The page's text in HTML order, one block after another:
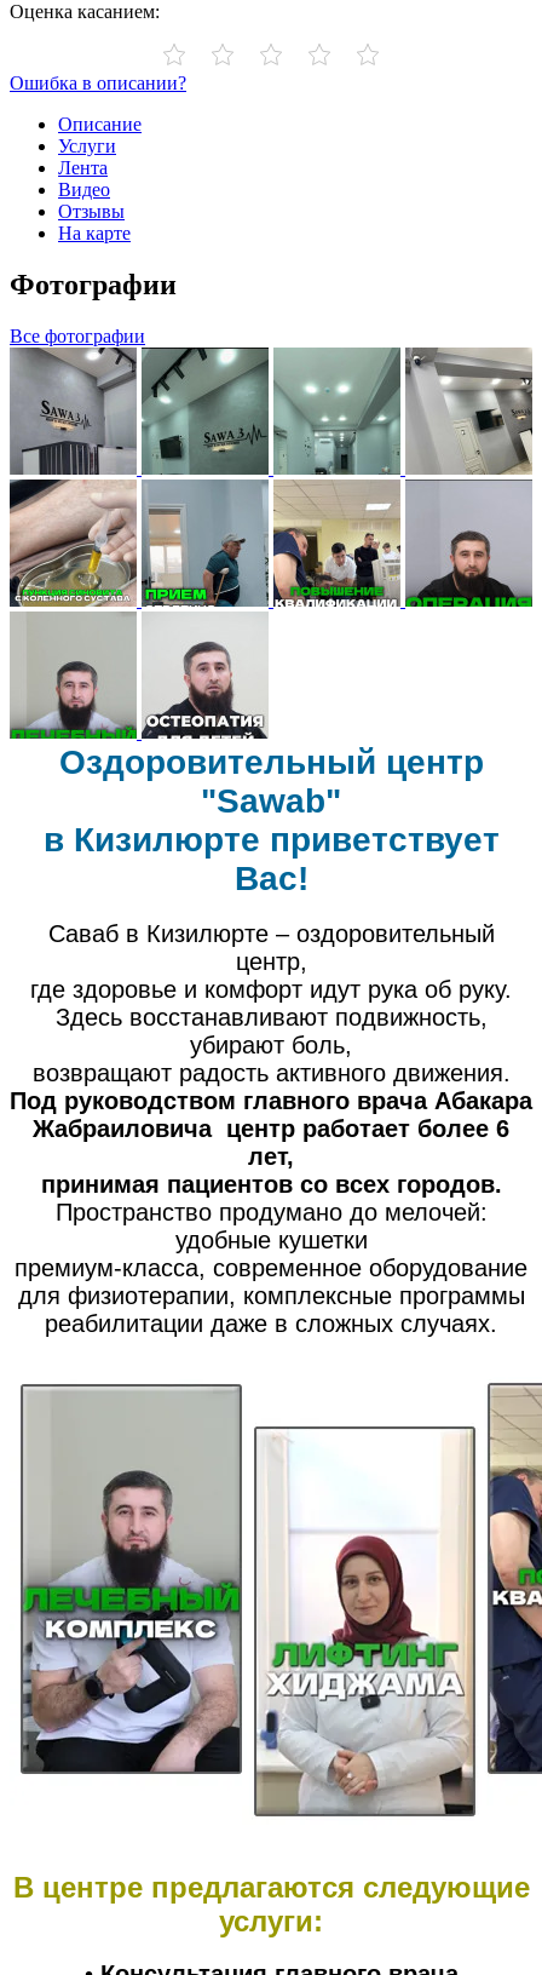
Оценка касанием:
Ошибка в описании?
Описание
Услуги
Лента
Видео
Отзывы
На карте
Фотографии
Все фотографии
Оздоровительный центр
"Sawab"
в Кизилюрте приветствует
Вас!
Саваб в Кизилюрте – оздоровительный
центр,
где здоровье и комфорт идут рука об руку.
Здесь восстанавливают подвижность,
убирают боль,
возвращают радость активного движения.
Под руководством главного врача Абакара
Жабраиловича центр работает более 6
лет,
принимая пациентов со всех городов.
Пространство продумано до мелочей:
удобные кушетки
премиум-класса, современное оборудование
для физиотерапии, комплексные программы
реабилитации даже в сложных случаях.
В центре предлагаются следующие
услуги: